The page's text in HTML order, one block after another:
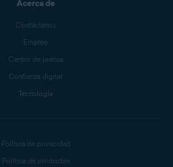
Acerca de
Contáctanos
Empleo
Centro de prensa
Confianza digital
Tecnología
Política de privacidad
Política de productos